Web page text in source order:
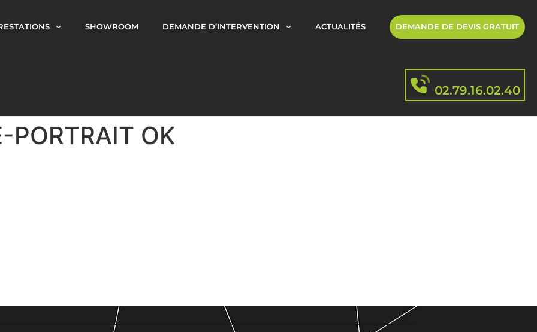
SHOWROOM DEMANDE D’INTERVENTION ACTUALITÉS DEMANDE DE DEVIS GRATUIT
02.79.16.02.40
PORTRAIT OK